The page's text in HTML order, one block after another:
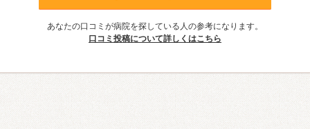
あなたの口コミが病院を探している人の参考になります。
口コミ投稿について詳しくはこちら